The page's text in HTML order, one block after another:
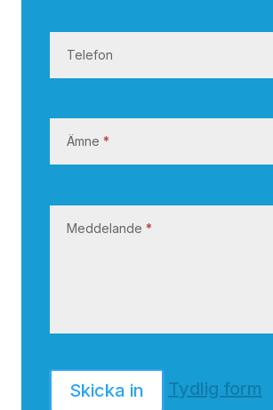
Telefon
Ämne *
Meddelande *
Skicka in Tydlig form